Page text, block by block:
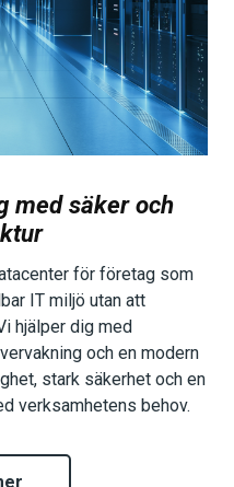
med säker och
för företag som
IT miljö utan att
hjälper dig med
och en modern
stark säkerhet och en
verksamhetens behov.